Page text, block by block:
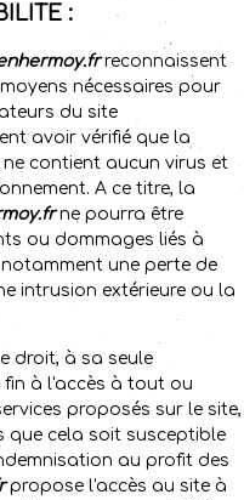
:
reconnaissent
nécessaires pour
du site
avoir vérifié que la
contient aucun virus et
A ce titre, la
ne pourra être
ou dommages liés à
une perte de
intrusion extérieure ou la
droit, à sa seule
fin à l'accès à tout ou
proposés sur le site,
que cela soit susceptible
au profit des
propose l'accès au site à